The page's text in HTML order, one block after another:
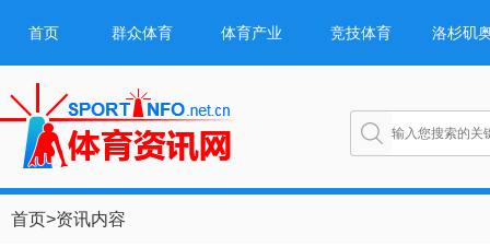
首页 群众体育 体育产业 竞技体育 洛杉矶
首页>资讯内容